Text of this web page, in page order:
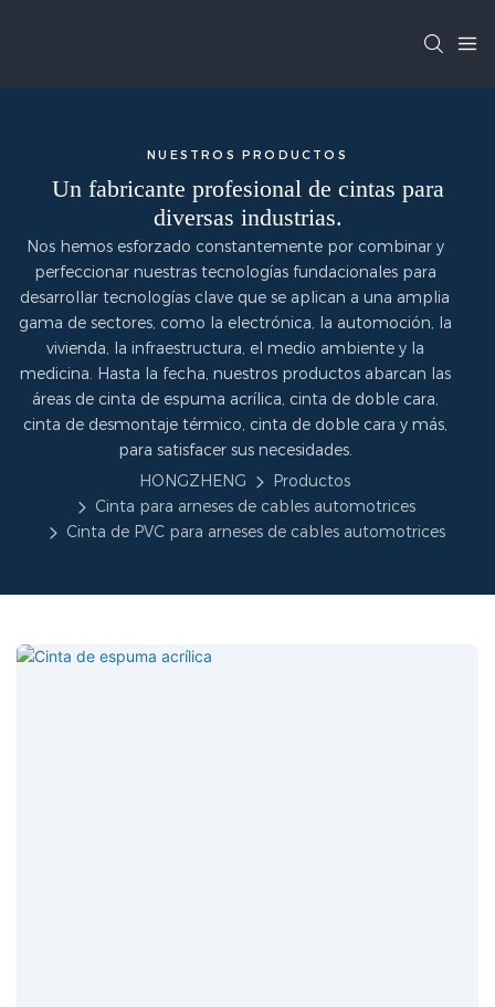
NUESTROS PRODUCTOS
Un fabricante profesional de cintas para
diversas industrias.
Nos hemos esforzado constantemente por combinar y
perfeccionar nuestras tecnologías fundacionales para
desarrollar tecnologías clave que se aplican a una amplia
gama de sectores, como la electrónica, la automoción, la
vivienda, la infraestructura, el medio ambiente y la
medicina. Hasta la fecha, nuestros productos abarcan las
áreas de cinta de espuma acrílica, cinta de doble cara,
cinta de desmontaje térmico, cinta de doble cara y más,
para satisfacer sus necesidades.
HONGZHENG
Productos
Cinta para arneses de cables automotrices
Cinta de PVC para arneses de cables automotrices